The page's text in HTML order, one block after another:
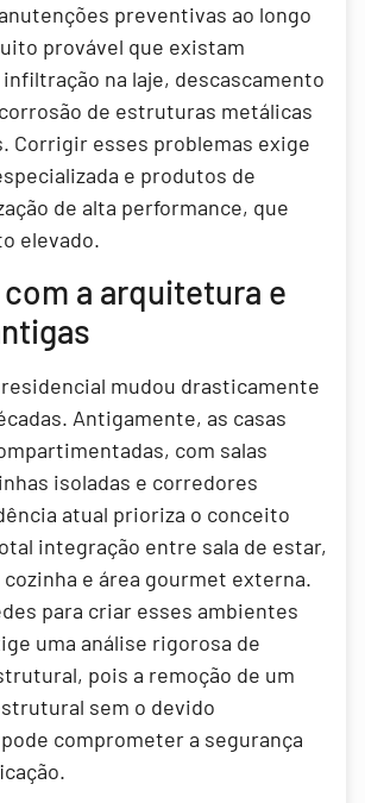
preventivas ao longo
provável que existam
na laje, descascamento
de estruturas metálicas
Corrigir esses problemas exige
e produtos de
de alta performance, que
elevado.
a arquitetura e
mudou drasticamente
Antigamente, as casas
com salas
isoladas e corredores
atual prioriza o conceito
integração entre sala de estar,
cozinha e área gourmet externa.
para criar esses ambientes
uma análise rigorosa de
pois a remoção de um
sem o devido
comprometer a segurança